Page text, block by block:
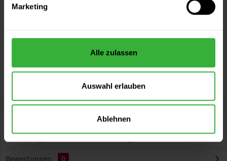
Marketing
Alle zulassen
Auswahl erlauben
Ablehnen
Persönliche Beratung unter040 60 77 65 23
Lackierungen und Lackausbesserungen am Auto...
Bewertungen
0